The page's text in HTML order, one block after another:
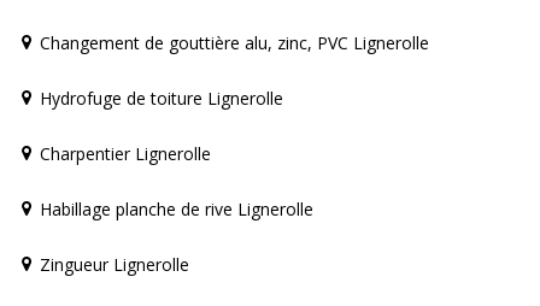
Changement de gouttière alu, zinc, PVC Lignerolle
Hydrofuge de toiture Lignerolle
Charpentier Lignerolle
Habillage planche de rive Lignerolle
Zingueur Lignerolle